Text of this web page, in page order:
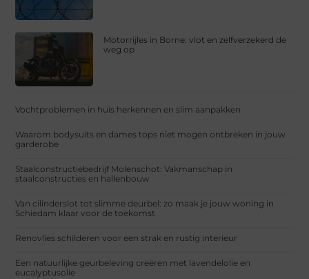
Motorrijles in Borne: vlot en zelfverzekerd de
weg op
Vochtproblemen in huis herkennen en slim aanpakken
Waarom bodysuits en dames tops niet mogen ontbreken in jouw
garderobe
Staalconstructiebedrijf Molenschot: Vakmanschap in
staalconstructies en hallenbouw
Van cilinderslot tot slimme deurbel: zo maak je jouw woning in
Schiedam klaar voor de toekomst
Renovlies schilderen voor een strak en rustig interieur
Een natuurlijke geurbeleving creëren met lavendelolie en
eucalyptusolie